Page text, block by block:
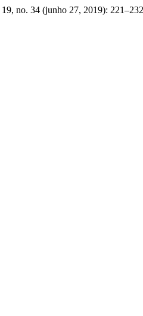
19, no. 34 (junho 27, 2019):